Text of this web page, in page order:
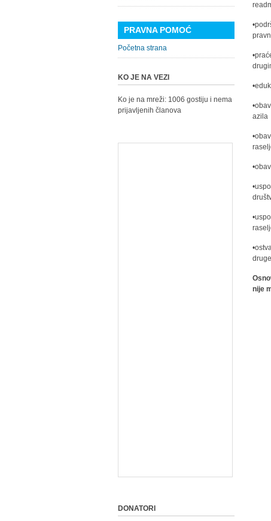
azila
nije
PRAVNA POMOĆ
Početna strana
KO JE NA VEZI
Ko je na mreži: 1006 gostiju i nema
prijavljenih članova
DONATORI